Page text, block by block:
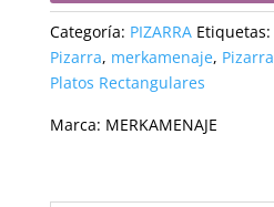
Categoría: PIZARRA Etiquetas:
Pizarra, merkamenaje, Pizarra
Platos Rectangulares
Marca: MERKAMENAJE